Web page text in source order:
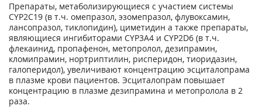
Препараты, метаболизирующиеся с участием системы
CYP2C19 (в т.ч. омепразол, эзомепразол, флувоксамин,
лансопразол, тиклопидин), циметидин а также препараты,
являющиеся ингибиторами CYP3A4 и CYP2D6 (в т.ч.
флекаинид, пропафенон, метопролол, дезипрамин,
кломипрамин, нортриптилин, рисперидон, тиоридазин,
галоперидол), увеличивают концентрацию эсциталопрама
в плазме крови пациентов. Эсциталопрам повышает
концентрацию в плазме дезипрамина и метопролола в 2
раза.